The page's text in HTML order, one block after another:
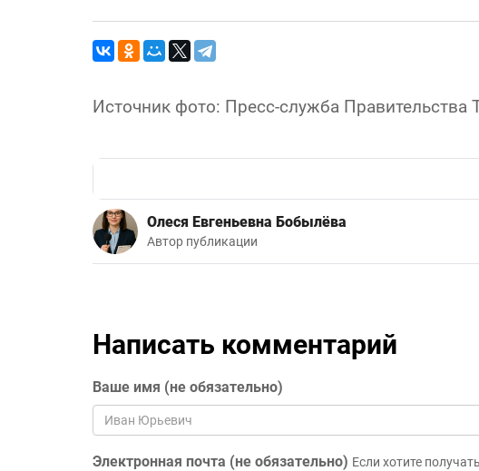
Источник фото: Пресс-служба Правительства
Олеся Евгеньевна Бобылёва
Автор публикации
Написать комментарий
Ваше имя (не обязательно)
Электронная почта (не обязательно) Если хотите